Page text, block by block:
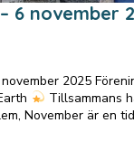
6 november
2025
Tillsammans
November är en